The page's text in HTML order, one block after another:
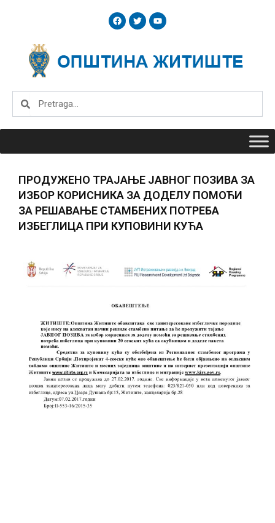
F
a
c
o
o
T
w
i
e
r
Y
o
u
b
e
Search
ПРОДУЖЕНО ТРАЈАЊЕ ЈАВНОГ ПОЗИВА ЗА
ИЗБОР КОРИСНИКА ЗА ДОДЕЛУ ПОМОЋИ
ЗА РЕШАВАЊЕ СТАМБЕНИХ ПОТРЕБА
ИЗБЕГЛИЦА ПРИ КУПОВИНИ КУЋА